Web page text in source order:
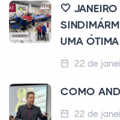
🤍
UMA
22 de
COMO
22 de